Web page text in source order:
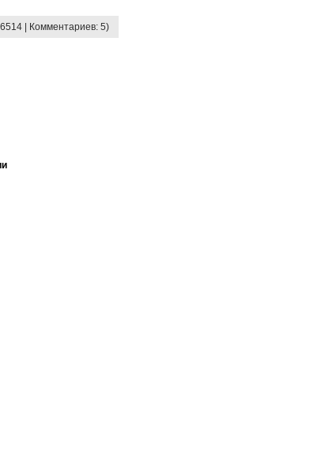
| Комментариев: 5)